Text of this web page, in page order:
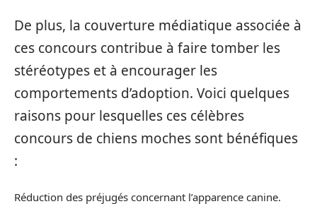
De plus, la couverture médiatique associée à
ces concours contribue à faire tomber les
stéréotypes et à encourager les
comportements d’adoption. Voici quelques
raisons pour lesquelles ces célèbres
concours de chiens moches sont bénéfiques
:
Réduction des préjugés concernant l’apparence canine.